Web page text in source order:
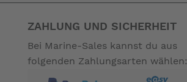
ZAHLUNG UND SICHERHEIT
Bei Marine-Sales kannst du aus
folgenden Zahlungsarten wählen: